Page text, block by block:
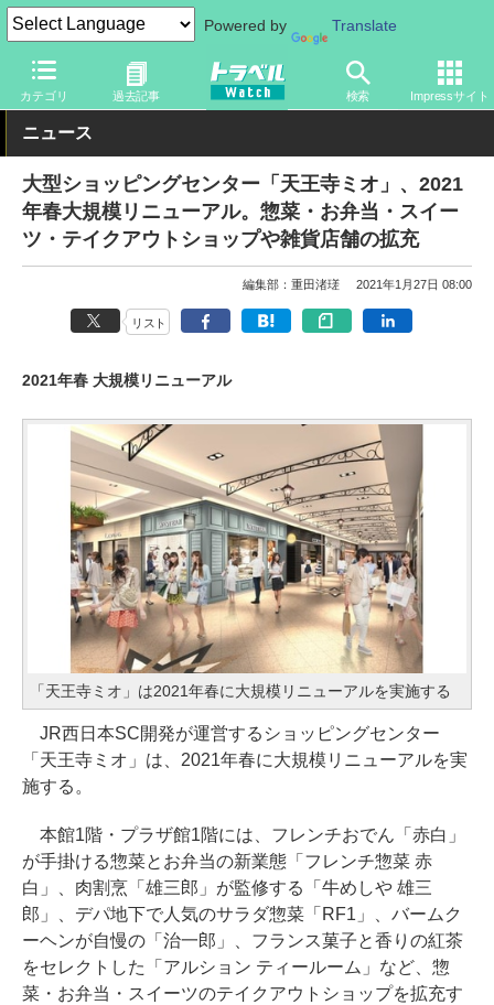
Powered by Translate
カテゴリ 過去記事 検索 Impressサイト
トラベル Watch 旅の情報 観光地 観光スポット
ニュース
大型ショッピングセンター「天王寺ミオ」、2021
年春大規模リニューアル。惣菜・お弁当・スイー
ツ・テイクアウトショップや雑貨店舗の拡充
編集部：重田渚瑳 2021年1月27日 08:00
リスト
2021年春 大規模リニューアル
「天王寺ミオ」は2021年春に大規模リニューアルを実施する
JR西日本SC開発が運営するショッピングセンター
「天王寺ミオ」は、2021年春に大規模リニューアルを実
施する。
本館1階・プラザ館1階には、フレンチおでん「赤白」
が手掛ける惣菜とお弁当の新業態「フレンチ惣菜 赤
白」、肉割烹「雄三郎」が監修する「牛めしや 雄三
郎」、デパ地下で人気のサラダ惣菜「RF1」、バームク
ーヘンが自慢の「治一郎」、フランス菓子と香りの紅茶
をセレクトした「アルション ティールーム」など、惣
菜・お弁当・スイーツのテイクアウトショップを拡充す